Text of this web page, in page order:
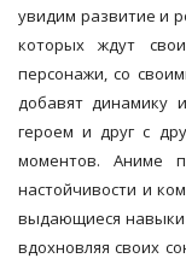
увидим развитие и
которых ждут
персонажи, со
добавят динамику
героем и друг с
моментов. Аниме
настойчивости и
выдающиеся навыки
вдохновляя своих